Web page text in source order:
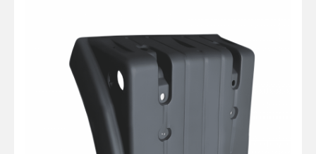
Дорожная кухня
Автохимия и уход
Оптика и светотехника
Брызговики
Запчасти кузова и зеркала